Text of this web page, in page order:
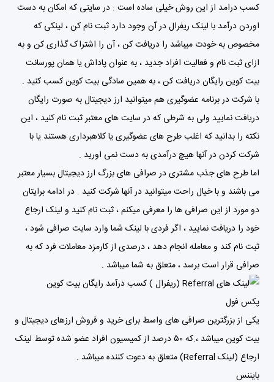
کسب درامد از این روش خیلی ساده است : در سایتی که امکان به دست
اوردن درآمد با لینک ریفرال در آن وجود دارد ثبت نام کن ، لینکی که
مخصوص به خودت میباشد را دریافت کن ، آن را اشتراک گذاری کن و به
ازای ثبت نام و فعالیت افراد جدید ، به عنوان پاداش یا همان پورسانت
بیت کوین رایگان دریافت کن ، به همین سادگی بیت کوین کسب کنید .
با شرکت در برنامه عضوگیری هم میتوانید ارز دیجیتال به صورت رایگان
دریافت نمایید ولی به شرطی که در سایت های معتبر ثبت نام کنید ، این
نکته را بدانید که اغلب طرح های عضوگیری یا کلاهبرداری هستند یا با
شرکت کردن در آنها هیچ درآمدی به دست نمی اورید .
اما طرح های جذب مشتری در صرافی های بزرگ ارز دیجیتال بسیار معتبر
می باشند و با خیال راحت میتوانید در آنها شرکت کنید . در ادامه برایتان
دو مورد از این صرافی ها را معرفی میکنم ، ثبت نام کنید و لینک ارجاع
خود را دریافت نمایید ، اگر فردی با لینک شما وارد سایت صرافی شود ،
ثبت نام کند و معامله انجام دهد ، درصدی از کارمزد معاملات فرد که به
صرافی قرار است برسد ، متعلق به شما میباشد .
پکس فول
یکی از بزرگترین صرافی های واسط برای خرید و فروش ارزهای دیجیتال و
بیت کوین میباشد ،.که ۵۰ درصد از کمیسیون افراد عضو شده توسط لینک
ارجاع (لینک Referral) متعلق به دعوت کننده میباشد .
بایننس